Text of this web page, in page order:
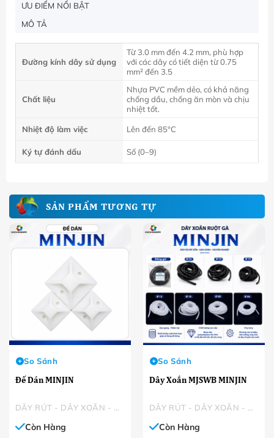
ƯU ĐIỂM NỔI BẬT
MÔ TẢ
Đường kính dây sử dụng
Từ 3.0 mm đến 4.2 mm, phù hợp
với các dây có tiết diện từ 0.75
mm² đến 3.5
Chất liệu
Nhựa PVC mềm dẻo, có khả năng
chống dầu, chống ăn mòn và chịu
nhiệt tốt.
Nhiệt độ làm việc Lên đến 85°C
Ký tự đánh dấu Số (0–9)
SẢN PHẨM TƯƠNG TỰ
DÂY RÚT - DÂY XOẮN - DÂY KẼM BỌC NHỰA
Đế Dán MINJIN
So Sánh
Còn Hàng
DÂY RÚT - DÂY XOẮN - DÂY KẼM BỌC NHỰA
Dây Xoắn MJSWB MINJIN
So Sánh
Còn Hàng